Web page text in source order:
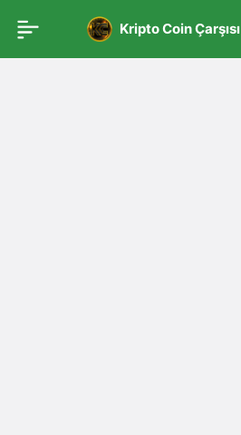
Kripto Coin Çarşısı